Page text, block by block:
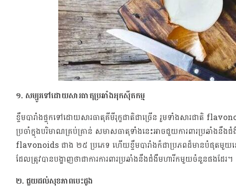
១. សម្បូរទៅដោយសារធាតុប្រឆាំងអុកស៊ីតកម្ម
ខ្ទឹមបារាំងផ្ទុកទៅដោយសារធាតុគីមីរុក្ខជាតិជាច្រើន រួមទាំងសារជាតិ
ប្រចាំក្នុងបរិមាណគ្រប់គ្រាន់ សមាសធាតុទាំងនេះអាចជួយការពារប្រឆាំងនឹងជំ
flavonoids ជាង ២៥ ប្រភេទ ហើយខ្ទឹមបារាំងក៏ជាប្រភពដ៏មានបំផុតមួយន
ដែលត្រូវបានបង្ហាញថាជាការការពារប្រឆាំងនឹងជំងឺមហារីកមួយចំនួនផងដែរ។
២. ជួយដល់សុខភាពបេះដូង